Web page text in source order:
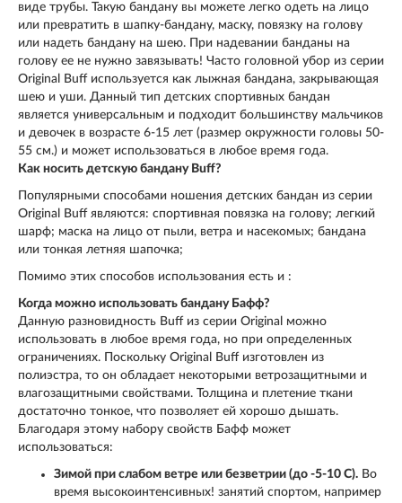
виде трубы. Такую бандану вы можете легко одеть на лицо
или превратить в шапку-бандану, маску, повязку на голову
или надеть бандану на шею. При надевании банданы на
голову ее не нужно завязывать! Часто головной убор из серии
Original Buff используется как лыжная бандана, закрывающая
шею и уши. Данный тип детских спортивных бандан
является универсальным и подходит большинству мальчиков
и девочек в возрасте 6-15 лет (размер окружности головы 50-
55 см.) и может использоваться в любое время года.
Как носить детскую бандану Buff?
Популярными способами ношения детских бандан из серии
Original Buff являются: спортивная повязка на голову; легкий
шарф; маска на лицо от пыли, ветра и насекомых; бандана
или тонкая летняя шапочка;
Помимо этих способов использования есть и :
Когда можно использовать бандану Бафф?
Данную разновидность Buff из серии Original можно
использовать в любое время года, но при определенных
ограничениях. Поскольку Original Buff изготовлен из
полиэстра, то он обладает некоторыми ветрозащитными и
влагозащитными свойствами. Толщина и плетение ткани
достаточно тонкое, что позволяет ей хорошо дышать.
Благодаря этому набору свойств Бафф может
использоваться:
Зимой при слабом ветре или безветрии (до -5-10 С). Во
время высокоинтенсивных! занятий спортом, например